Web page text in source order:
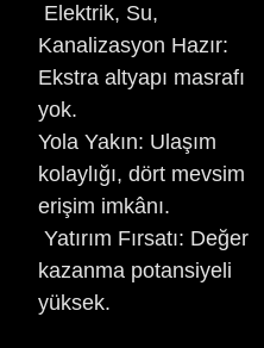
Elektrik, Su,
Kanalizasyon Hazır:
Ekstra altyapı masrafı
yok.
Yola Yakın: Ulaşım
kolaylığı, dört mevsim
erişim imkânı.
Yatırım Fırsatı: Değer
kazanma potansiyeli
yüksek.